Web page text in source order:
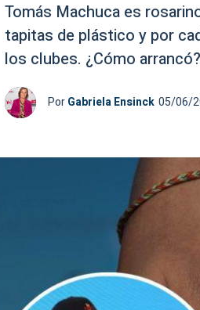
Tomás Machuca es
tapitas de plástico y por
los clubes. ¿Cómo
PorGabriela Ensinck 05/06/